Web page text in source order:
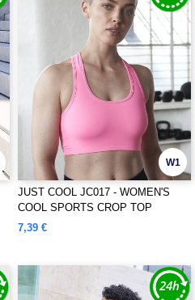
W1
JUST COOL JC017 - WOMEN'S
COOL SPORTS CROP TOP
7,39 €